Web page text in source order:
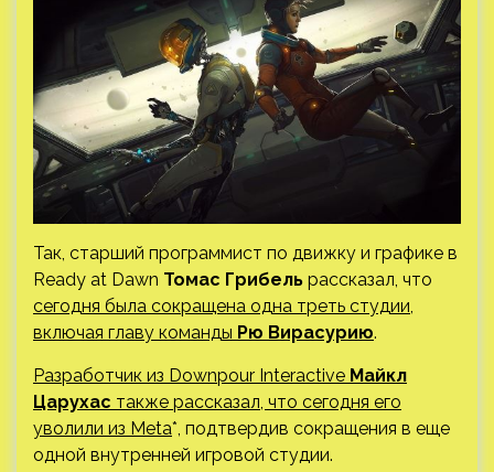
Так, старший программист по движку и графике в
Ready at Dawn Томас Грибель рассказал, что
сегодня была сокращена одна треть студии,
включая главу команды Рю Вирасурию.
Разработчик из Downpour Interactive Майкл
Царухас также рассказал, что сегодня его
уволили из Meta*, подтвердив сокращения в еще
одной внутренней игровой студии.